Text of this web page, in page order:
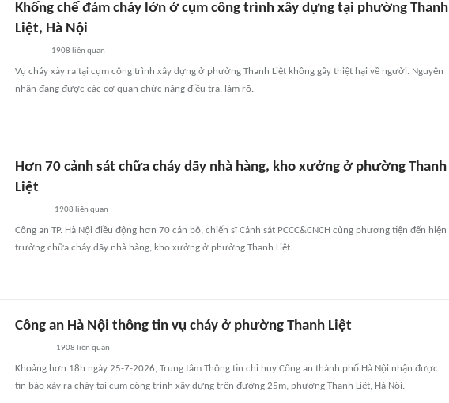
Khống chế đám cháy lớn ở cụm công trình xây dựng tại phường Thanh
Liệt, Hà Nội
1908 liên quan
Vụ cháy xảy ra tại cụm công trình xây dựng ở phường Thanh Liệt không gây thiệt hại về người. Nguyên
nhân đang được các cơ quan chức năng điều tra, làm rõ.
Hơn 70 cảnh sát chữa cháy dãy nhà hàng, kho xưởng ở phường Thanh
Liệt
1908 liên quan
Công an TP. Hà Nội điều động hơn 70 cán bộ, chiến sĩ Cảnh sát PCCC&CNCH cùng phương tiện đến hiện
trường chữa cháy dãy nhà hàng, kho xưởng ở phường Thanh Liệt.
Công an Hà Nội thông tin vụ cháy ở phường Thanh Liệt
1908 liên quan
Khoảng hơn 18h ngày 25-7-2026, Trung tâm Thông tin chỉ huy Công an thành phố Hà Nội nhận được
tin báo xảy ra cháy tại cụm công trình xây dựng trên đường 25m, phường Thanh Liệt, Hà Nội.